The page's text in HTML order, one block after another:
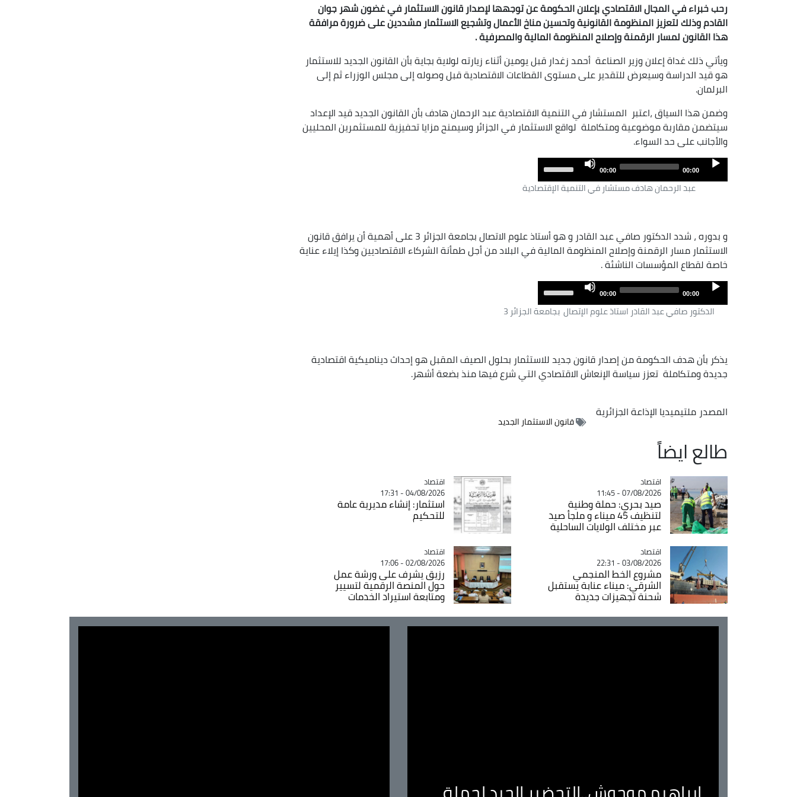
رحب خبراء في المجال الاقتصادي بإعلان الحكومة عن توجهها لإصدار قانون الاستثمار في غضون شهر جوان
القادم وذلك لتعزيز المنظومة القانونية وتحسين مناخ الأعمال وتشجيع الاستثمار مشددين على ضرورة مرافقة
هذا القانون لمسار الرقمنة وإصلاح المنظومة المالية والمصرفية .
ويأتي ذلك غداة إعلان وزير الصناعة أحمد زغدار قبل يومين أثناء زيارته لولاية بجاية بأن القانون الجديد للاستثمار
هو قيد الدراسة وسيعرض للتقدير على مستوى القطاعات الاقتصادية قبل وصوله إلى مجلس الوزراء ثم إلى
البرلمان.
وضمن هذا السياق ،اعتبر المستشار في التنمية الاقتصادية عبد الرحمان هادف بأن القانون الجديد قيد الإعداد
سيتضمن مقاربة موضوعية ومتكاملة لواقع الاستثمار في الجزائر وسيمنح مزايا تحفيزية للمستثمرين المحليين
والأجانب على حد السواء.
Audio
Player
00:00
00:00
Arrow
increase
or
عبد الرحمان هادف مستشار في التنمية الإقتصادية
و بدوره ، شدد الدكتور صافي عبد القادر و هو أستاذ علوم الاتصال بجامعة الجزائر 3 على أهمية أن يرافق قانون
الاستثمار مسار الرقمنة وإصلاح المنظومة المالية في البلاد من أجل طمأنة الشركاء الاقتصاديين وكذا إيلاء عناية
خاصة لقطاع المؤسسات الناشئة .
Audio
Player
00:00
00:00
Arrow
increase
or
الدكتور صافي عبد القادر استاذ علوم الإتصال بجامعة الجزائر 3
يذكر بأن هدف الحكومة من إصدار قانون جديد للاستثمار بحلول الصيف المقبل هو إحداث ديناميكية اقتصادية
جديدة ومتكاملة تعزز سياسة الإنعاش الاقتصادي التي شرع فيها منذ بضعة أشهر.
المصدر ملتيميديا الإذاعة الجزائرية
قانون الاستثمار الجديد
طالع ايضاً
Catégorie
اقتصاد
07/08/2026 - 11:45
صيد بحري: حملة وطنية
لتنظيف 45 ميناء و ملجأ صيد
عبر مختلف الولايات الساحلية
Catégorie
اقتصاد
04/08/2026 - 17:31
استثمار: إنشاء مديرية عامة
للتحكيم
Catégorie
اقتصاد
03/08/2026 - 22:31
مشروع الخط المنجمي
الشرقي: ميناء عنابة يستقبل
شحنة تجهيزات جديدة
Catégorie
اقتصاد
02/08/2026 - 17:06
رزيق يشرف على ورشة عمل
حول المنصة الرقمية لتسيير
ومتابعة استيراد الخدمات